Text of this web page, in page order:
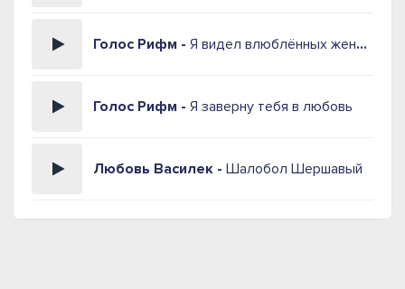
Голос Рифм - Я видел влюблённых женщин
Голос Рифм - Я заверну тебя в любовь
Любовь Василек - Шалобол Шершавый